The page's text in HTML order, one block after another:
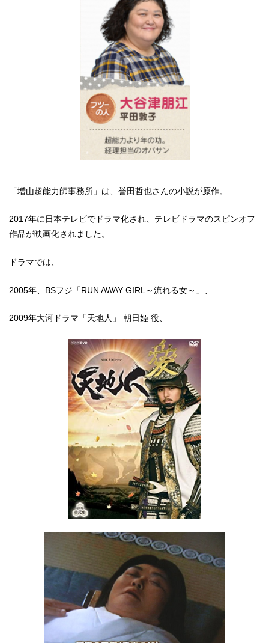
「増山超能力師事務所」は、誉田哲也さんの小説が原作。
2017年に日本テレビでドラマ化され、テレビドラマのスピンオフ
作品が映画化されました。
ドラマでは、
2005年、BSフジ「RUN AWAY GIRL～流れる女～」、
2009年大河ドラマ「天地人」 朝日姫 役、